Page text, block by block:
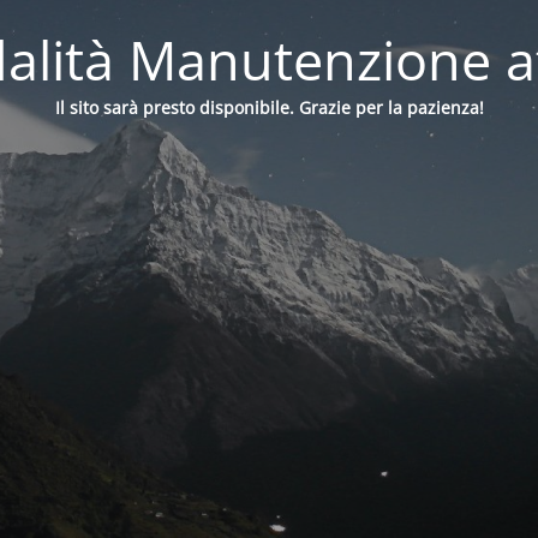
Manutenzione
Il sito sarà presto disponibile. Grazie per la pazienza!